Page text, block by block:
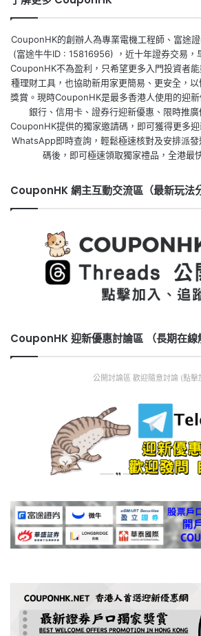
CouponHK的創辦人為專業電機工程師、富途
(富途牛牛ID : 15816956) ，近十年證券交易，
CouponHK不為盈利，只希望更多入門投資者
種理財工具，也協助新用家更簡易、更安全，
獎賞。現時CouponHK是最多香港人使用的迎
銀行、信用卡、證券行迎新優惠、限時推
CouponHK提供的獨家邀請碼，即可獲得更多
WhatsApp即時查詢，輕鬆極速核對及安排派
碼後，即可極速領取獨家禮品，全港最
CouponHK 網主互動交流區（最新玩法
CouponHK 迎新優惠討論區 （長期在線
公開討論區 歡迎隨意討論 (點擊